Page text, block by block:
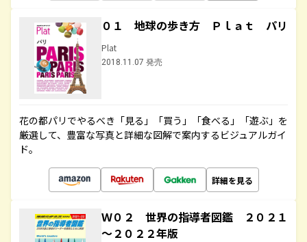
０１ 地球の歩き方 Ｐｌａｔ パリ
Plat
2018.11.07 発売
花の都パリでやるべき「見る」「買う」「食べる」「遊ぶ」を
厳選して、豊富な写真と詳細な図解で案内するビジュアルガイ
ド。
詳細を見る
Ｗ０２ 世界の指導者図鑑 ２０２１
～２０２２年版